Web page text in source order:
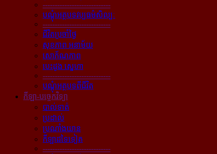
----------------------------
បណ្ដុំអត្ថបទវប្បធម៌សិល្បៈ
----------------------------
ជីវិតប្រចាំថ្ងៃ
សុខភាព អនាម័យ
សោភ័ណភាព
បេះដូង ស្នេហា
----------------------------
បណ្ដុំអត្ថបទពីជីវិត
កីឡា-បច្ចេកវិទ្យា
បាល់ទាត់
ប្រដាល់
ប្រណាំងយាន
កីឡាដទៃទៀត
----------------------------